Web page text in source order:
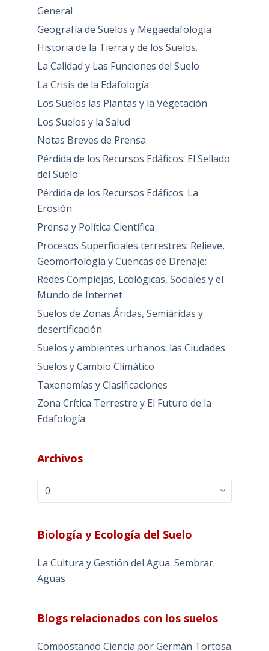
General
Geografía de Suelos y Megaedafología
Historia de la Tierra y de los Suelos.
La Calidad y Las Funciones del Suelo
La Crisis de la Edafología
Los Suelos las Plantas y la Vegetación
Los Suelos y la Salud
Notas Breves de Prensa
Pérdida de los Recursos Edáficos: El Sellado
del Suelo
Pérdida de los Recursos Edáficos: La
Erosión
Prensa y Política Científica
Procesos Superficiales terrestres: Relieve,
Geomorfología y Cuencas de Drenaje:
Redes Complejas, Ecológicas, Sociales y el
Mundo de Internet
Suelos de Zonas Áridas, Semiáridas y
desertificación
Suelos y ambientes urbanos: las Ciudades
Suelos y Cambio Climático
Taxonomías y Clasificaciones
Zona Crítica Terrestre y El Futuro de la
Edafología
Archivos
Archivos
Biología y Ecología del Suelo
La Cultura y Gestión del Agua. Sembrar
Aguas
Blogs relacionados con los suelos
Compostando Ciencia por Germán Tortosa